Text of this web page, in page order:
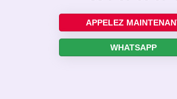
APPELEZ
WHATSAPP